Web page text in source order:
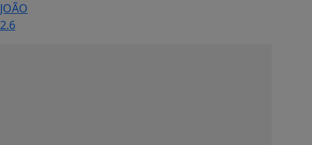
JOÃO
2.6